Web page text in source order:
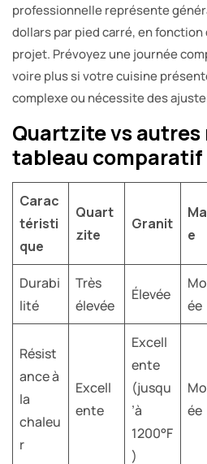
professionnelle représente
dollars par pied carré, en fonction
projet. Prévoyez une journée
voire plus si votre cuisine
complexe ou nécessite des
Quartzite vs
tableau comparatif
Carac
téristi
que
Quart
zite
Granit
e
Durabi
lité
Très
élevée
Élevée
ée
Résist
ance à
la
chaleu
r
Excell
ente
Excell
ente
(jusqu
’à
1200°F
)
ée